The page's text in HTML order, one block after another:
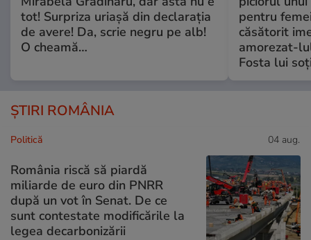
tot! Surpriza uriașă din declarația
de avere! Da, scrie negru pe alb!
O cheamă…
pentru
căsătorit
amorezat-
Fosta lui
ȘTIRI ROMÂNIA
Politică 04 aug.
România riscă să piardă
miliarde de euro din PNRR
după un vot în Senat. De ce
sunt contestate modificările la
legea decarbonizării